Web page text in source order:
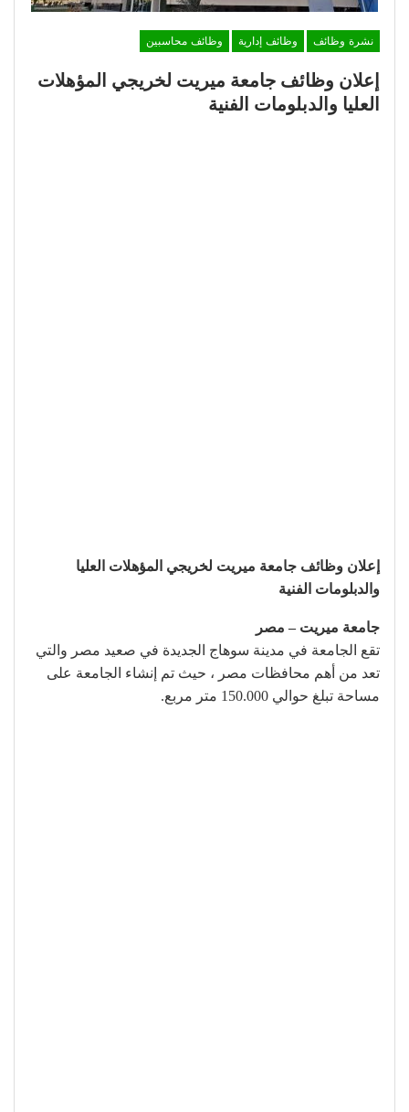
نشرة وظائف وظائف إدارية
وظائف محاسبين
إعلان وظائف جامعة ميريت لخريجي المؤهلات
العليا والدبلومات الفنية
إعلان وظائف جامعة ميريت لخريجي المؤهلات العليا
والدبلومات الفنية
جامعة ميريت – مصر
تقع الجامعة في مدينة سوهاج الجديدة في صعيد مصر والتي
تعد من أهم محافظات مصر ، حيث تم إنشاء الجامعة على
مساحة تبلغ حوالي 150.000 متر مربع.